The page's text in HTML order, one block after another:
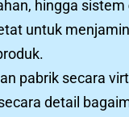
hingga sistem
untuk
pabrik secara
detail